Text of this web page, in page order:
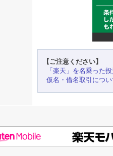
【ご注意ください】
「楽天」を名乗った
仮名・借名取引につい